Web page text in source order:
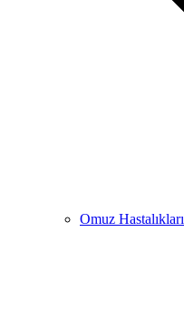
Omuz Hastalıkları